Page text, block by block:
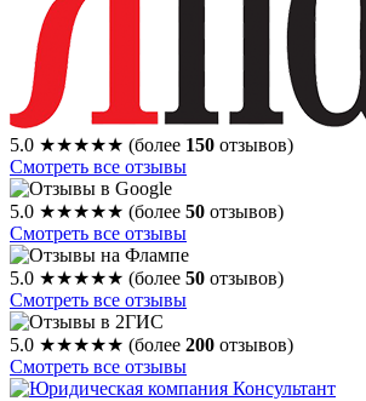
5.0 ★★★★★ (более 150 отзывов)
Смотреть все отзывы
5.0 ★★★★★ (более 50 отзывов)
Смотреть все отзывы
5.0 ★★★★★ (более 50 отзывов)
Смотреть все отзывы
5.0 ★★★★★ (более 200 отзывов)
Смотреть все отзывы